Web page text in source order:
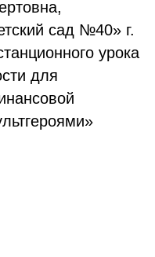
сад №40» г.
урока
для